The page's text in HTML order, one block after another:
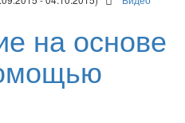
на основе